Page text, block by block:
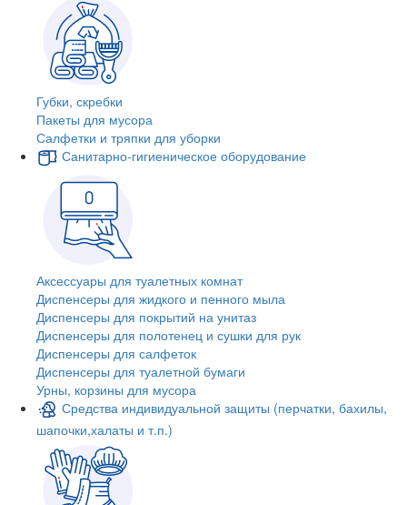
Губки, скребки
Пакеты для мусора
Салфетки и тряпки для уборки
Санитарно-гигиеническое оборудование
Аксессуары для туалетных комнат
Диспенсеры для жидкого и пенного мыла
Диспенсеры для покрытий на унитаз
Диспенсеры для полотенец и сушки для рук
Диспенсеры для салфеток
Диспенсеры для туалетной бумаги
Урны, корзины для мусора
Средства индивидуальной защиты (перчатки, бахилы,
шапочки,халаты и т.п.)